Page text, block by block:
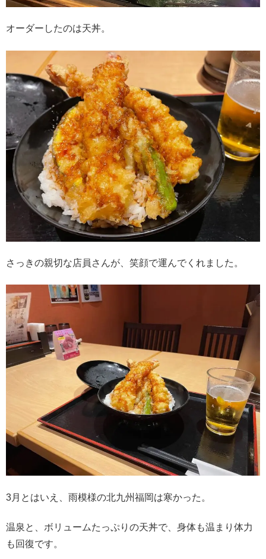
オーダーしたのは天丼。
さっきの親切な店員さんが、笑顔で運んでくれました。
3月とはいえ、雨模様の北九州福岡は寒かった。
温泉と、ボリュームたっぷりの天丼で、身体も温まり体力
も回復です。